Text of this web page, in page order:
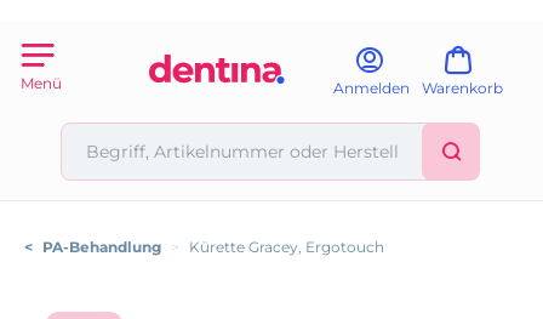
Menü Anmelden Warenkorb
< PA-Behandlung > Kürette Gracey, Ergotouch